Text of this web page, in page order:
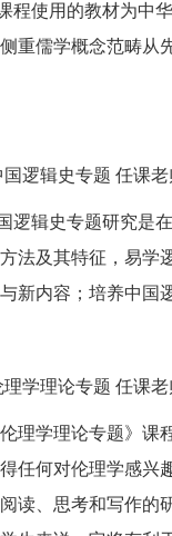
程使用的教材为中
重儒学概念范畴从
国逻辑史专题 任课
逻辑史专题研究是
法及其特征，易学
新内容；培养中国
理学理论专题 任课老
伦理学理论专题》
任何对伦理学感兴
读、思考和写作的